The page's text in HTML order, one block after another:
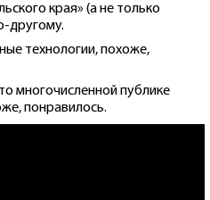
края» (а не только
другому.
технологии, похоже,
многочисленной публике
понравилось.